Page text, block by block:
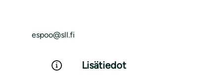
espoo@sll.fi
Lisätiedot